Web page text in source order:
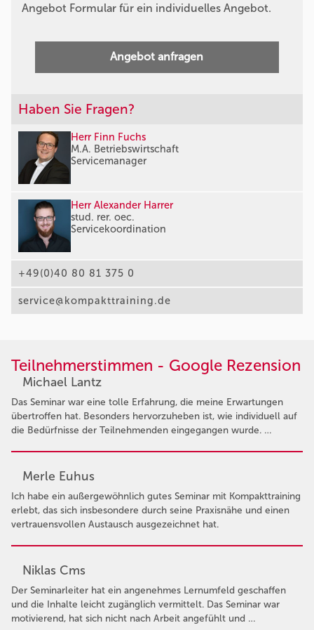
Angebot Formular für ein individuelles Angebot.
Angebot anfragen
Haben Sie Fragen?
Herr Finn Fuchs
M.A. Betriebswirtschaft
Servicemanager
Herr Alexander Harrer
stud. rer. oec.
Servicekoordination
+49(0)40 80 81 375 0
service@kompakttraining.de
Teilnehmerstimmen - Google Rezension
Michael Lantz
Das Seminar war eine tolle Erfahrung, die meine Erwartungen
übertroffen hat. Besonders hervorzuheben ist, wie individuell auf
die Bedürfnisse der Teilnehmenden eingegangen wurde. …
Merle Euhus
Ich habe ein außergewöhnlich gutes Seminar mit Kompakttraining
erlebt, das sich insbesondere durch seine Praxisnähe und einen
vertrauensvollen Austausch ausgezeichnet hat.
Niklas Cms
Der Seminarleiter hat ein angenehmes Lernumfeld geschaffen
und die Inhalte leicht zugänglich vermittelt. Das Seminar war
motivierend, hat sich nicht nach Arbeit angefühlt und …